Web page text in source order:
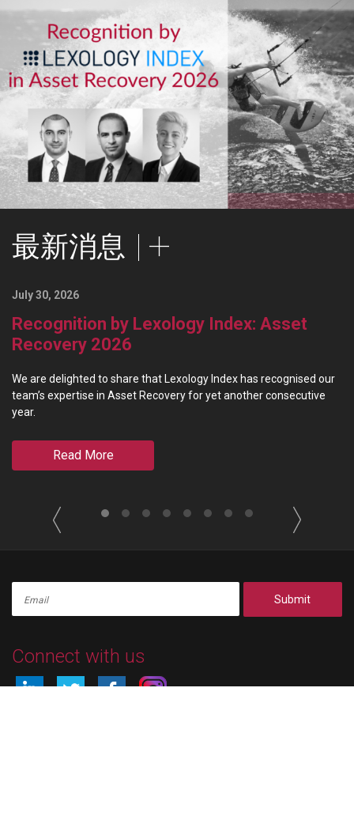
最新消息
July 30, 2026
Recognition by Lexology Index: Asset
Recovery 2026
We are delighted to share that Lexology Index has recognised our
team’s expertise in Asset Recovery for yet another consecutive
year.
Read More
Submit
Connect with us